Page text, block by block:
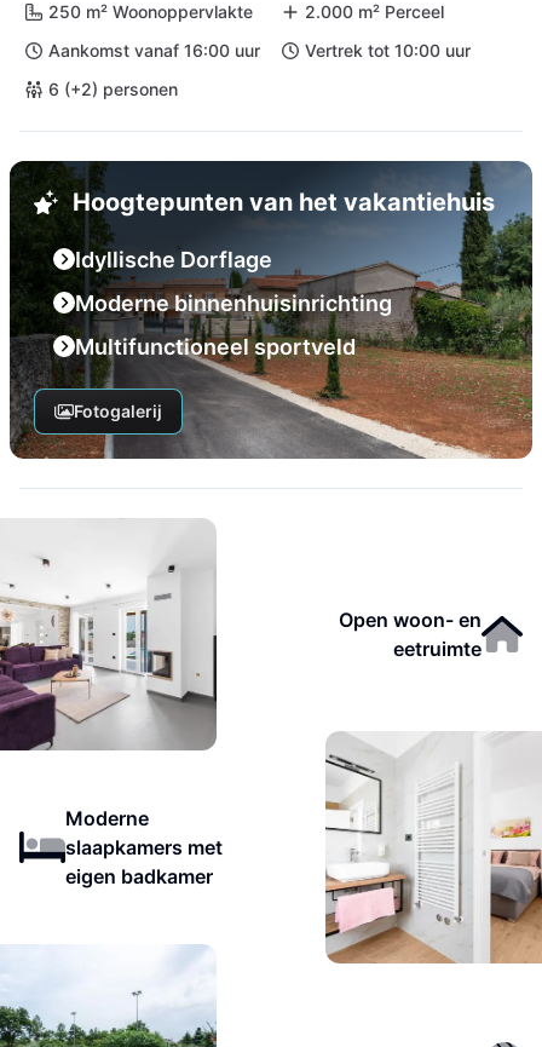
250 m² Woonoppervlakte
2.000 m² Perceel
Aankomst vanaf 16:00 uur
Vertrek tot 10:00 uur
6 (+2) personen
Hoogtepunten van het vakantiehuis
Idyllische Dorflage
Moderne binnenhuisinrichting
Multifunctioneel sportveld
Fotogalerij
Open woon- en
eetruimte
Moderne
slaapkamers met
eigen badkamer